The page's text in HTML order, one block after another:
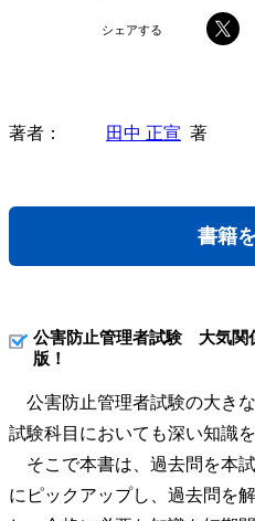
シェアする
著者 田中 正宣 著
書籍
公害防止管理者試験 大気
版！
公害防止管理者試験の大き
試験科目においても深い知識を
そこで本書は、過去問を本
にピックアップし、過去問を